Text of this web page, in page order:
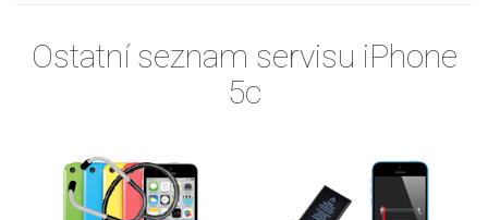
Ostatní seznam servisu iPhone
5c